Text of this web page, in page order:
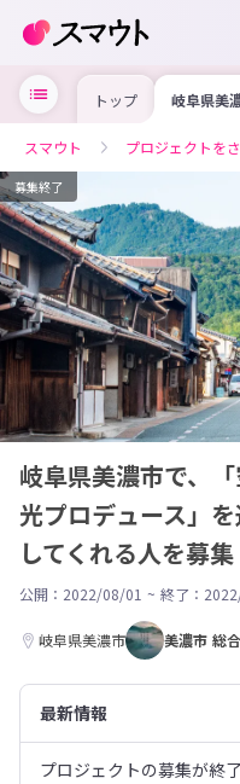
トップ 岐阜県美
「空き家
デュース
し、まち
スマウト プロジェクトを
募集終了
岐阜県美濃市で、
光プロデュース」
してくれる人を募集
公開：2022/08/01 ~ 終了：
岐阜県美濃市 美濃市 総
最新情報
プロジェクトの募集が終